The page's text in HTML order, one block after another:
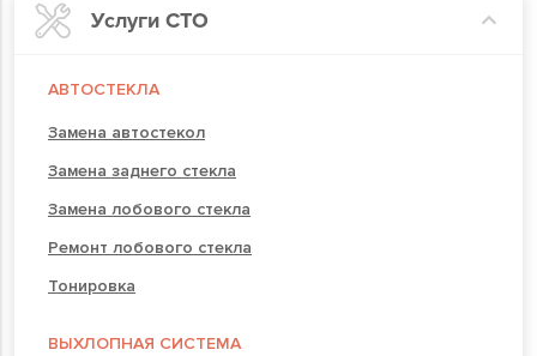
Услуги СТО
АВТОСТЕКЛА
Замена автостекол
Замена заднего стекла
Замена лобового стекла
Ремонт лобового стекла
Тонировка
ВЫХЛОПНАЯ СИСТЕМА